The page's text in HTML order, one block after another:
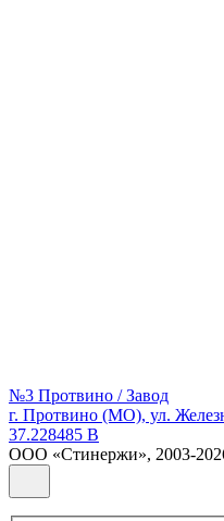
№3 Протвино / Завод
г. Протвино (МО), ул.
37.228485 В
ООО «Стинержи», 2003-